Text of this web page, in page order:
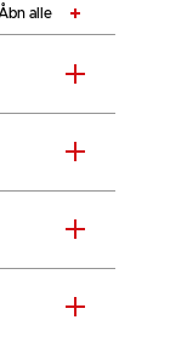
Åbn alle